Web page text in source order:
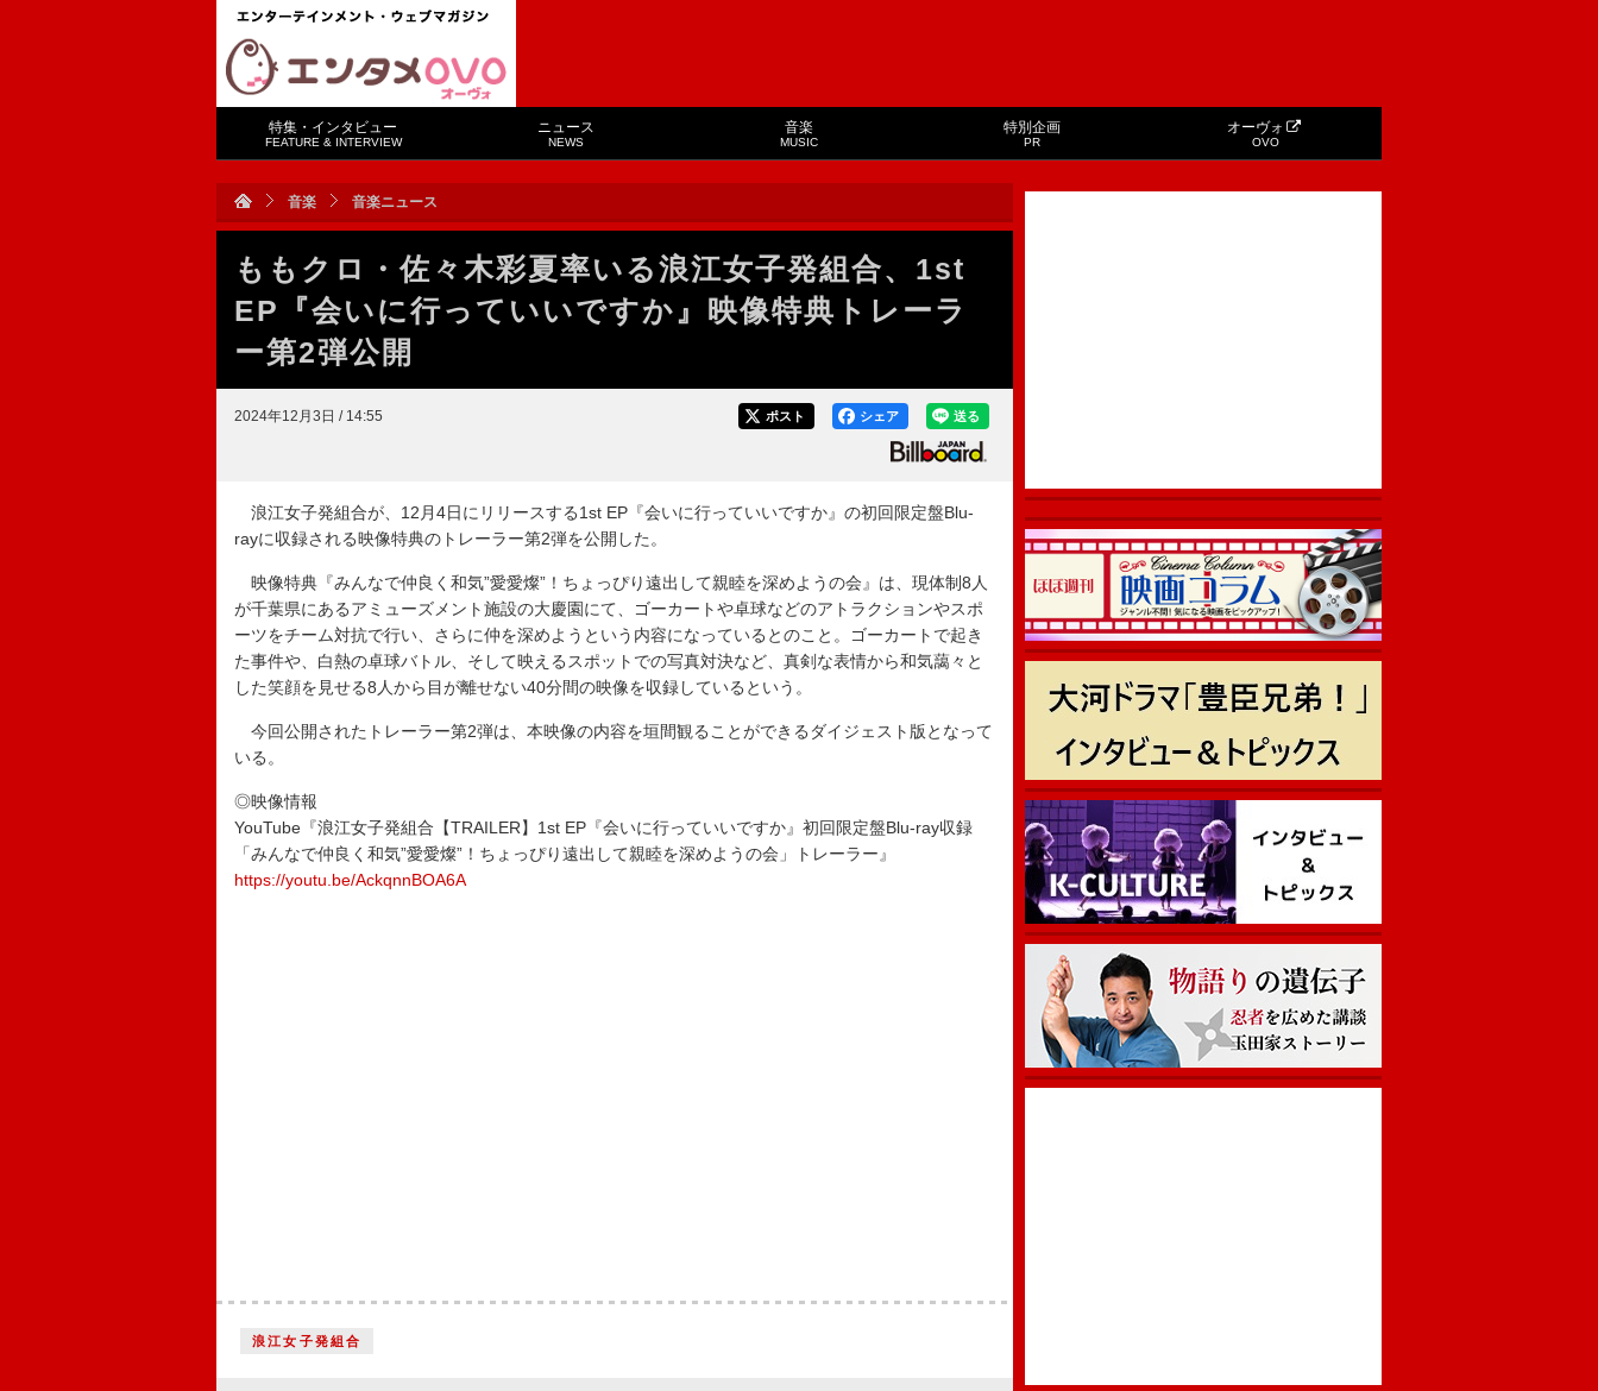
特集・インタビュー
FEATURE & INTERVIEW
ニュース
NEWS
音楽
MUSIC
特別企画
PR
オーヴォ
OVO
音楽 音楽ニュース
ももクロ・佐々木彩夏率いる浪江女子発組合、1st
EP『会いに行っていいですか』映像特典トレーラ
ー第2弾公開
2024年12月3日 / 14:55 送る
シェア
ポスト
浪江女子発組合が、12月4日にリリースする1st EP『会いに行っていいですか』の初回限定盤Blu-
rayに収録される映像特典のトレーラー第2弾を公開した。
映像特典『みんなで仲良く和気”愛愛燦”！ちょっぴり遠出して親睦を深めようの会』は、現体制8人
が千葉県にあるアミューズメント施設の大慶園にて、ゴーカートや卓球などのアトラクションやスポ
ーツをチーム対抗で行い、さらに仲を深めようという内容になっているとのこと。ゴーカートで起き
た事件や、白熱の卓球バトル、そして映えるスポットでの写真対決など、真剣な表情から和気藹々と
した笑顔を見せる8人から目が離せない40分間の映像を収録しているという。
今回公開されたトレーラー第2弾は、本映像の内容を垣間観ることができるダイジェスト版となって
いる。
◎映像情報
YouTube『浪江女子発組合【TRAILER】1st EP『会いに行っていいですか』初回限定盤Blu-ray収録
「みんなで仲良く和気”愛愛燦”！ちょっぴり遠出して親睦を深めようの会」トレーラー』
https://youtu.be/AckqnnBOA6A
浪江女子発組合